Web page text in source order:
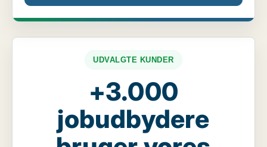
UDVALGTE KUNDER
+3.000
jobudbydere